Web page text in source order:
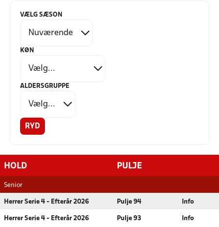
VÆLG SÆSON
KØN
ALDERSGRUPPE
RYD
HOLD PULJE
Senior
Herrer Serie 4 - Efterår 2026 Pulje 94 Info
Herrer Serie 4 - Efterår 2026 Pulje 93 Info